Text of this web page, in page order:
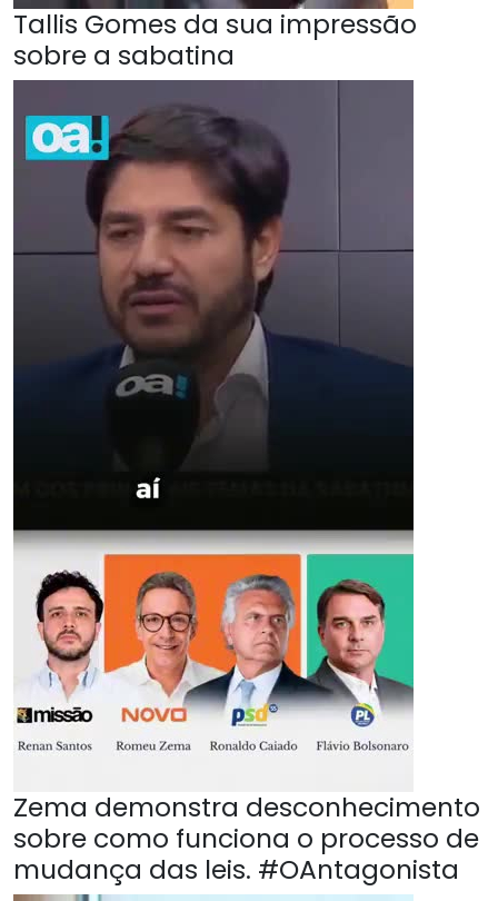
Tallis Gomes da sua impressão
sobre a sabatina
Zema demonstra desconhecimento
sobre como funciona o processo de
mudança das leis. #OAntagonista